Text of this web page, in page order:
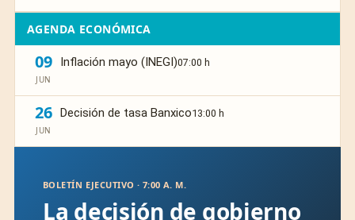
AGENDA ECONÓMICA
09
JUN
Inflación mayo (INEGI)07:00 h
26
JUN
Decisión de tasa Banxico13:00 h
BOLETÍN EJECUTIVO · 7:00 A. M.
La decisión de gobierno